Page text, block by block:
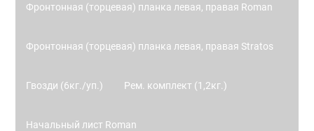
Фронтонная (торцевая) планка левая, правая Roman
Фронтонная (торцевая) планка левая, правая Stratos
Гвозди (6кг./уп.) Рем. комплект (1,2кг.)
Начальный лист Roman